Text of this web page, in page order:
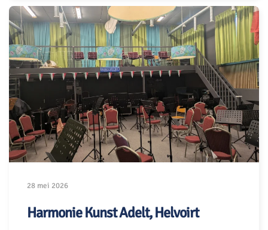
28 mei 2026
Harmonie Kunst Adelt, Helvoirt